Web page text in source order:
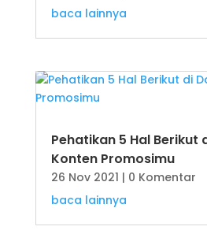
baca lainnya
Pehatikan 5 Hal Berikut
Konten Promosimu
26 Nov 2021 | 0 Komentar
baca lainnya